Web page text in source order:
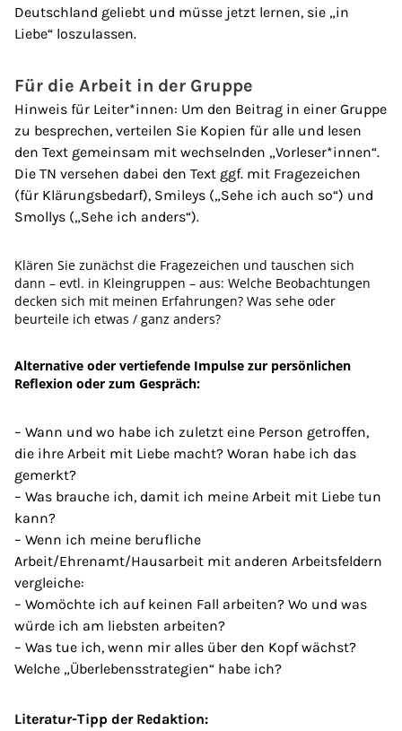
Deutschland geliebt und müsse jetzt lernen, sie „in
Liebe“ loszulassen.
Für die Arbeit in der Gruppe
Hinweis für Leiter*innen: Um den Beitrag in einer Gruppe
zu besprechen, verteilen Sie Kopien für alle und lesen
den Text gemeinsam mit wechselnden „Vorleser*innen“.
Die TN versehen dabei den Text ggf. mit Fragezeichen
(für Klärungsbedarf), Smileys („Sehe ich auch so“) und
Smollys („Sehe ich anders“).
Klären Sie zunächst die Fragezeichen und tauschen sich
dann – evtl. in Kleingruppen – aus: Welche Beobachtungen
decken sich mit meinen Erfahrungen? Was sehe oder
beurteile ich etwas / ganz anders?
Alternative oder vertiefende Impulse zur persönlichen
Reflexion oder zum Gespräch:
– Wann und wo habe ich zuletzt eine Person getroffen,
die ihre Arbeit mit Liebe macht? Woran habe ich das
gemerkt?
– Was brauche ich, damit ich meine Arbeit mit Liebe tun
kann?
– Wenn ich meine berufliche
Arbeit/Ehrenamt/Hausarbeit mit anderen Arbeitsfeldern
vergleiche:
– Womöchte ich auf keinen Fall arbeiten? Wo und was
würde ich am liebsten arbeiten?
– Was tue ich, wenn mir alles über den Kopf wächst?
Welche „Überlebensstrategien“ habe ich?
Literatur-Tipp der Redaktion: